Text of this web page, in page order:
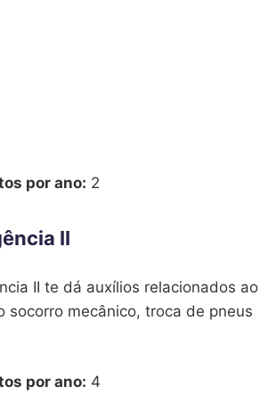
por ano: 2
II
II te dá auxílios relacionados ao
socorro mecânico, troca de pneus
por ano: 4